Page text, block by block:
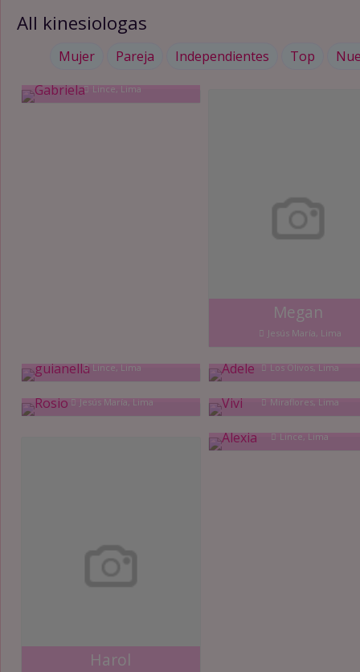
All kinesiologas
Mujer Pareja Independientes Top
Gabriela
Lince, Lima
Megan
Jesús María, Lima
Lince, Lima
Adele
Los Olivos, Lima
Rosio
Jesús María, Lima
Vivi
Miraflores, Lima
Harol
Alexia
Lince, Lima